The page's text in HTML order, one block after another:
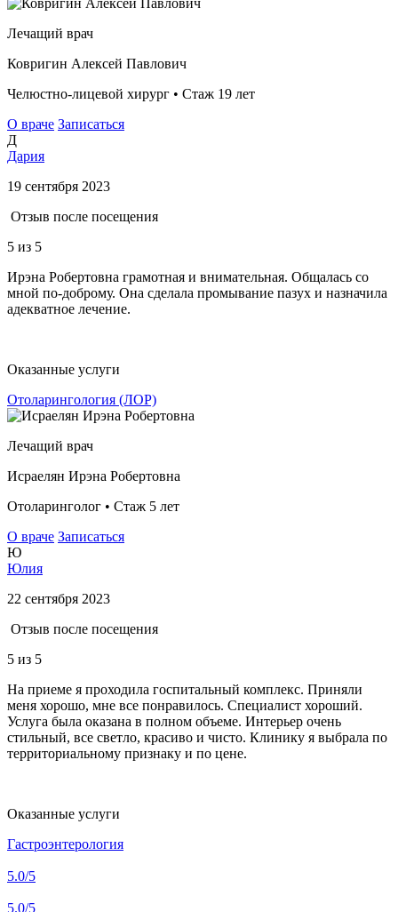
Лечащий врач
Ковригин Алексей Павлович
Челюстно-лицевой хирург • Стаж 19 лет
О враче Записаться
Д
Дария
19 сентября 2023
Отзыв после посещения
5 из 5
Ирэна Робертовна грамотная и внимательная. Общалась со
мной по-доброму. Она сделала промывание пазух и назначила
адекватное лечение.
Оказанные услуги
Отоларингология (ЛОР)
Лечащий врач
Исраелян Ирэна Робертовна
Отоларинголог • Стаж 5 лет
О враче Записаться
Ю
Юлия
22 сентября 2023
Отзыв после посещения
5 из 5
На приеме я проходила госпитальный комплекс. Приняли
меня хорошо, мне все понравилось. Специалист хороший.
Услуга была оказана в полном объеме. Интерьер очень
стильный, все светло, красиво и чисто. Клинику я выбрала по
территориальному признаку и по цене.
Оказанные услуги
Гастроэнтерология
5.0/5
5.0/5